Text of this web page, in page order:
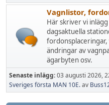
Vagnlistor,
Här skriver vi
dagsaktuella
ändringar av
ägarbyten osv.
Senaste inlägg:03 augusti 2026,
Sveriges första MAN 10E.av